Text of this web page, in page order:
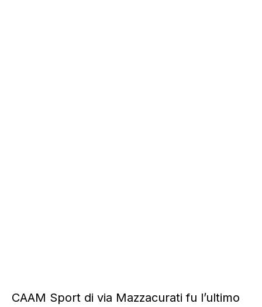
CAAM Sport di via Mazzacurati fu l’ultimo